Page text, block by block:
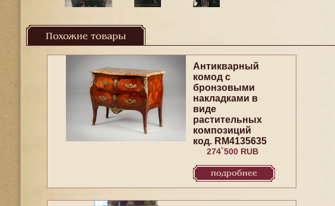
Похожие товары
Антикварный
комод с
бронзовыми
накладками в
виде
растительных
композиций
код. RM4135635
274`500 RUB
подробнее